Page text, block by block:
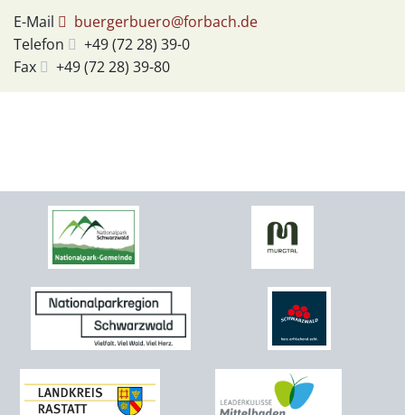
E-Mail
buergerbuero@forbach.de
Telefon
+49 (7228) 39-0
Fax
+49 (7228) 39-80